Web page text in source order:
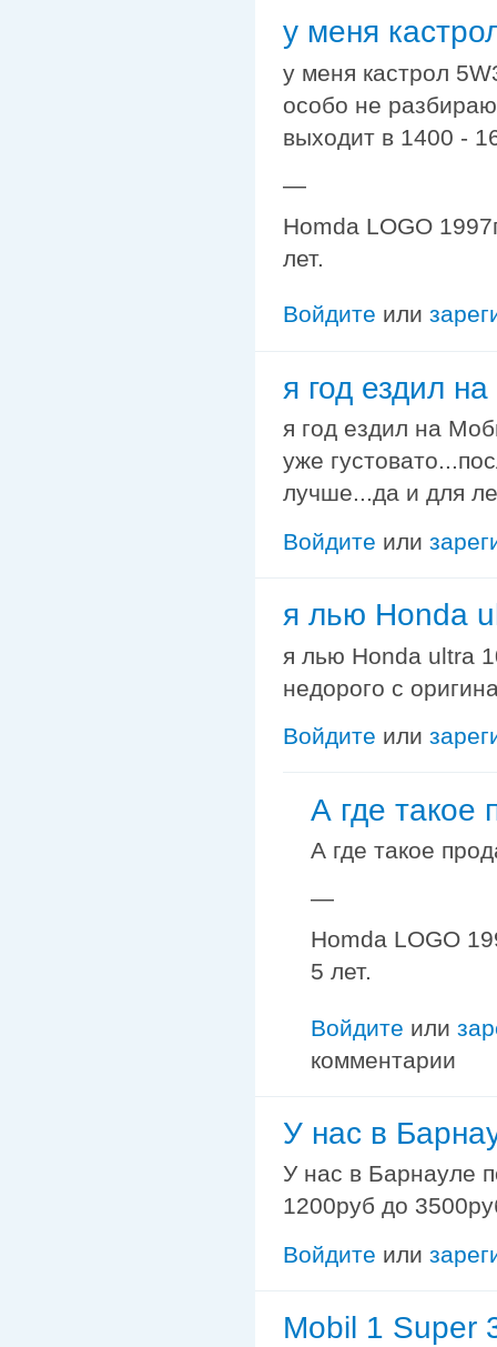
у меня
у меня кастрол
особо не
выходит в 1400 -
—
Homda LOGO
лет.
Войдите или
я год ездил
я год ездил на
уже
лучше...да и для
Войдите или
я лью Honda
я лью Honda ultra
недорого с
Войдите или
А где такое
А где такое
—
Homda LOGO
5 лет.
Войдите или
комментарии
У нас в
У нас в Барнауле
1200руб до
Войдите или
Mobil 1 Super